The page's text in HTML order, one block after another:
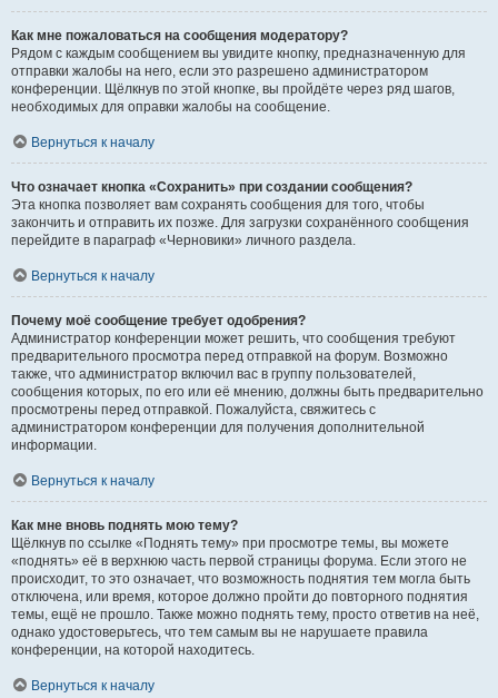
Как мне пожаловаться на сообщения модератору?
Рядом с каждым сообщением вы увидите кнопку, предназначенную для
отправки жалобы на него, если это разрешено администратором
конференции. Щёлкнув по этой кнопке, вы пройдёте через ряд шагов,
необходимых для оправки жалобы на сообщение.
Вернуться к началу
Что означает кнопка «Сохранить» при создании сообщения?
Эта кнопка позволяет вам сохранять сообщения для того, чтобы
закончить и отправить их позже. Для загрузки сохранённого сообщения
перейдите в параграф «Черновики» личного раздела.
Вернуться к началу
Почему моё сообщение требует одобрения?
Администратор конференции может решить, что сообщения требуют
предварительного просмотра перед отправкой на форум. Возможно
также, что администратор включил вас в группу пользователей,
сообщения которых, по его или её мнению, должны быть предварительно
просмотрены перед отправкой. Пожалуйста, свяжитесь с
администратором конференции для получения дополнительной
информации.
Вернуться к началу
Как мне вновь поднять мою тему?
Щёлкнув по ссылке «Поднять тему» при просмотре темы, вы можете
«поднять» её в верхнюю часть первой страницы форума. Если этого не
происходит, то это означает, что возможность поднятия тем могла быть
отключена, или время, которое должно пройти до повторного поднятия
темы, ещё не прошло. Также можно поднять тему, просто ответив на неё,
однако удостоверьтесь, что тем самым вы не нарушаете правила
конференции, на которой находитесь.
Вернуться к началу